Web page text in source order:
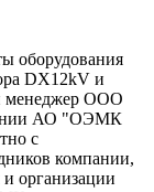
оборудования
DX12kV и
менеджер ООО
АО "ОЭМК
с
компании,
организации